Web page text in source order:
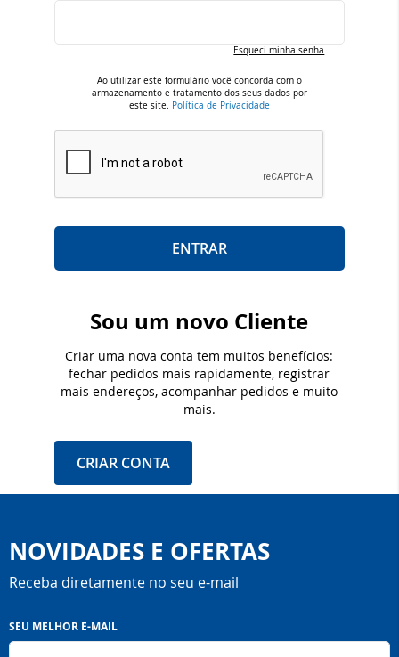
Esqueci minha senha
Ao utilizar este formulário você concorda com o
armazenamento e tratamento dos seus dados por
este site. Política de Privacidade
ENTRAR
Sou um novo Cliente
Criar uma nova conta tem muitos benefícios:
fechar pedidos mais rapidamente, registrar
mais endereços, acompanhar pedidos e muito
mais.
CRIAR CONTA
NOVIDADES E OFERTAS
Receba diretamente no seu e-mail
Inscreva-
se
SEU MELHOR E-MAIL